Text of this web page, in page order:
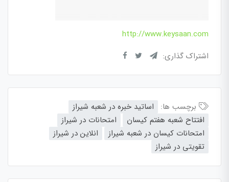
http://www.keysaan.com
اشتراک گذاری:
برچسب ها:
اساتید خبره در شعبه شیراز
افتتاح شعبه هفتم کیسان
امتحانات در شیراز
امتحانات کیسان در شعبه شیراز
انلاین در شیراز
تقویتی در شیراز